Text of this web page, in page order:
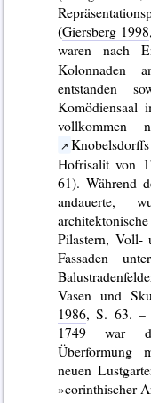
(Giersberg 1998
waren nach
Kolonnaden
entstanden
Komödiensaal
vollkommen
Hofrisalit von
61). Während
andauerte,
Pilastern, Voll-
Fassaden
Vasen und
1986, S. 63. –
1749 war
Überformung
neuen
»corinthischer